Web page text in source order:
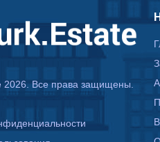
2026. Все права защищены.